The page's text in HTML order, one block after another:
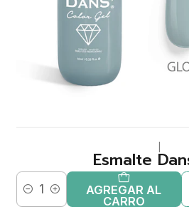
Esmalte
Cantidad
AGREGAR AL
CARRO